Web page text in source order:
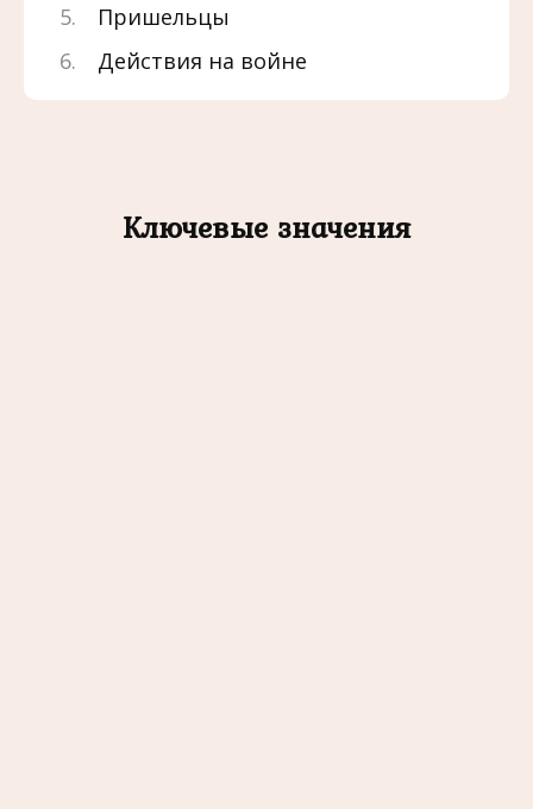
Пришельцы
Действия на войне
Ключевые значения